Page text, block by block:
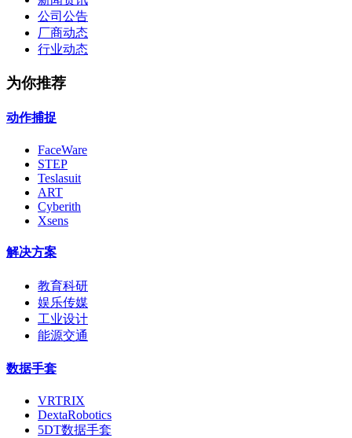
公司公告
厂商动态
行业动态
为你推荐
动作捕捉
FaceWare
STEP
Teslasuit
ART
Cyberith
Xsens
解决方案
教育科研
娱乐传媒
工业设计
能源交通
数据手套
VRTRIX
DextaRobotics
5DT数据手套